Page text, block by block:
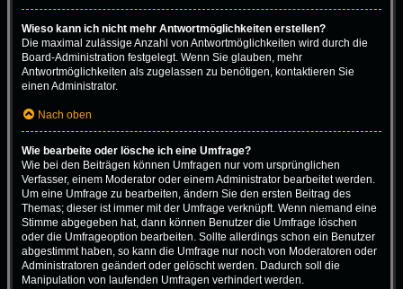
Wieso kann ich nicht mehr Antwortmöglichkeiten erstellen?
Die maximal zulässige Anzahl von Antwortmöglichkeiten wird durch die
Board-Administration festgelegt. Wenn Sie glauben, mehr
Antwortmöglichkeiten als zugelassen zu benötigen, kontaktieren Sie
einen Administrator.
Nach oben
Wie bearbeite oder lösche ich eine Umfrage?
Wie bei den Beiträgen können Umfragen nur vom ursprünglichen
Verfasser, einem Moderator oder einem Administrator bearbeitet werden.
Um eine Umfrage zu bearbeiten, ändern Sie den ersten Beitrag des
Themas; dieser ist immer mit der Umfrage verknüpft. Wenn niemand eine
Stimme abgegeben hat, dann können Benutzer die Umfrage löschen
oder die Umfrageoption bearbeiten. Sollte allerdings schon ein Benutzer
abgestimmt haben, so kann die Umfrage nur noch von Moderatoren oder
Administratoren geändert oder gelöscht werden. Dadurch soll die
Manipulation von laufenden Umfragen verhindert werden.